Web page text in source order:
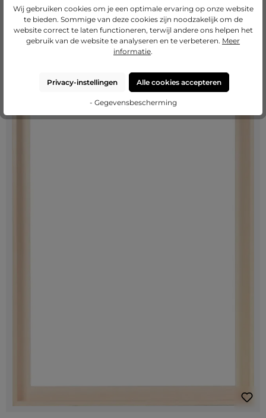
bovenrand.
Een bakkader maakt van je doek een afgewerkt meubelstuk dat rust en
Wij gebruiken cookies om je een optimale ervaring op onze website
te bieden. Sommige van deze cookies zijn noodzakelijk om de
website correct te laten functioneren, terwijl andere ons helpen het
gebruik van de website te analyseren en te verbeteren. Meer
informatie.
Privacy-instellingen Alle cookies accepteren
- Gegevensbescherming